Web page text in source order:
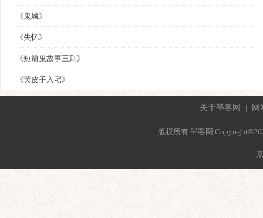
《鬼城》
《失忆》
《短篇鬼故事三则》
《黄皮子入宅》
关于墨客网 | 网
版权所有 墨客网